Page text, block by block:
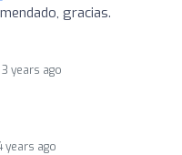
gracias.
3 years ago
years ago